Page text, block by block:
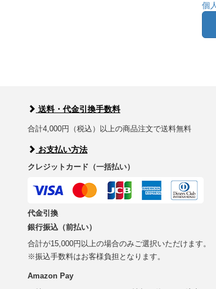
個
送料・代金引換手数料
合計4,000円（税込）以上の商品注文で送料無料
お支払い方法
クレジットカード（一括払い）
代金引換
銀行振込（前払い）
合計が15,000円以上の場合のみご選択いただけます。
※振込手数料はお客様負担となります。
Amazon Pay